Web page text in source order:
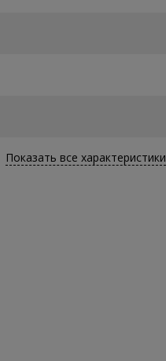
Показать все характеристики